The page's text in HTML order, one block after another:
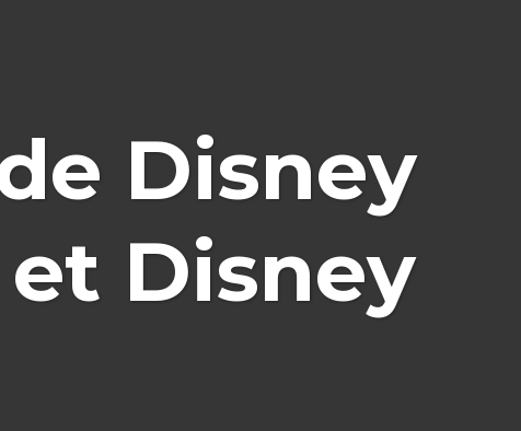
Disney
Disney